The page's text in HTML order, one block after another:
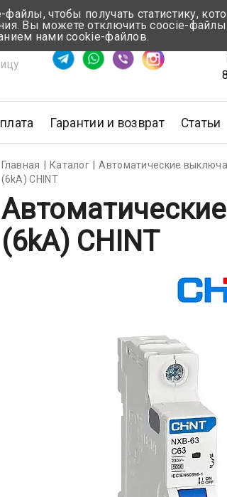
Время ответа ≈ 5 мин
Гарантии и возврат Статьи
Главная Каталог Автоматические
(6kA) CHINT
(6kA) CHINT
чтобы получать статистику,
Вы можете отключить coocie-
нами cookie-файлов.